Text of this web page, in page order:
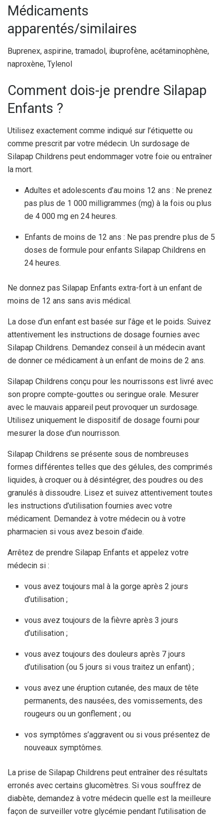
Médicaments
apparentés/similaires
Buprenex, aspirine, tramadol, ibuprofène, acétaminophène,
naproxène, Tylenol
Comment dois-je prendre Silapap
Enfants ?
Utilisez exactement comme indiqué sur l’étiquette ou
comme prescrit par votre médecin. Un surdosage de
Silapap Childrens peut endommager votre foie ou entraîner
la mort.
Adultes et adolescents d’au moins 12 ans : Ne prenez
pas plus de 1 000 milligrammes (mg) à la fois ou plus
de 4 000 mg en 24 heures.
Enfants de moins de 12 ans : Ne pas prendre plus de 5
doses de formule pour enfants Silapap Childrens en
24 heures.
Ne donnez pas Silapap Enfants extra-fort à un enfant de
moins de 12 ans sans avis médical.
La dose d’un enfant est basée sur l’âge et le poids. Suivez
attentivement les instructions de dosage fournies avec
Silapap Childrens. Demandez conseil à un médecin avant
de donner ce médicament à un enfant de moins de 2 ans.
Silapap Childrens conçu pour les nourrissons est livré avec
son propre compte-gouttes ou seringue orale. Mesurer
avec le mauvais appareil peut provoquer un surdosage.
Utilisez uniquement le dispositif de dosage fourni pour
mesurer la dose d’un nourrisson.
Silapap Childrens se présente sous de nombreuses
formes différentes telles que des gélules, des comprimés
liquides, à croquer ou à désintégrer, des poudres ou des
granulés à dissoudre. Lisez et suivez attentivement toutes
les instructions d’utilisation fournies avec votre
médicament. Demandez à votre médecin ou à votre
pharmacien si vous avez besoin d’aide.
Arrêtez de prendre Silapap Enfants et appelez votre
médecin si :
vous avez toujours mal à la gorge après 2 jours
d’utilisation ;
vous avez toujours de la fièvre après 3 jours
d’utilisation ;
vous avez toujours des douleurs après 7 jours
d’utilisation (ou 5 jours si vous traitez un enfant) ;
vous avez une éruption cutanée, des maux de tête
permanents, des nausées, des vomissements, des
rougeurs ou un gonflement ; ou
vos symptômes s’aggravent ou si vous présentez de
nouveaux symptômes.
La prise de Silapap Childrens peut entraîner des résultats
erronés avec certains glucomètres. Si vous souffrez de
diabète, demandez à votre médecin quelle est la meilleure
façon de surveiller votre glycémie pendant l’utilisation de